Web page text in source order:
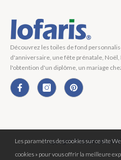
Découvrez les toiles de fond
d'anniversaire, une fête prénatale,
l'obtention d'un diplôme, un mariage
Copyright © 2026 Lofaris®
Les paramètres des cookies sur ce site
cookies » pour vous offrir la meilleure